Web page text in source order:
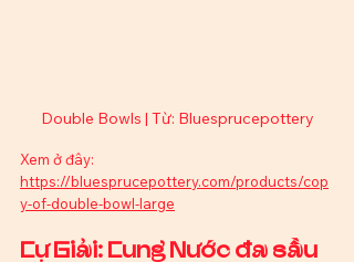
Double Bowls | Từ: Bluesprucepottery
Xem ở đây:
https://bluesprucepottery.com/products/cop
y-of-double-bowl-large
Cự Giải: Cung Nước đa sầu